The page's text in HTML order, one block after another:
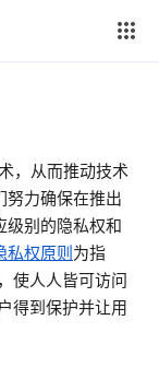
，从而推动技术
努力确保在推出
级别的隐私权和
私权原则 为指
使人人皆可访问
得到保护并让用